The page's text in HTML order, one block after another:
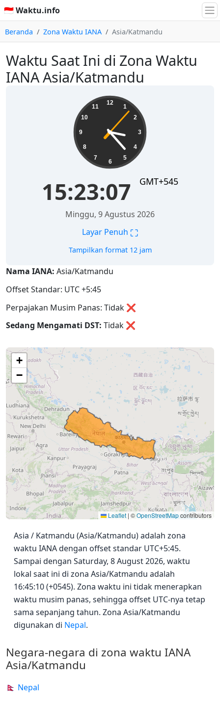
🇮🇩 Waktu.info
Beranda Zona Waktu IANA Asia/Katmandu
Waktu Saat Ini di Zona Waktu
IANA Asia/Katmandu
12
1
2
3
4
5
6
7
8
9
10
11
15:23:07 GMT+545
Minggu, 9 Agustus 2026
Layar Penuh ⛶
Tampilkan format 12 jam
Nama IANA: Asia/Katmandu
Offset Standar: UTC +5:45
Perpajakan Musim Panas: Tidak ❌
Sedang Mengamati DST: Tidak ❌
+
−
Leaflet | ©OpenStreetMapcontributors
Asia / Katmandu (Asia/Katmandu) adalah zona
waktu IANA dengan offset standar UTC+5:45.
Sampai dengan Saturday, 8 August 2026, waktu
lokal saat ini di zona Asia/Katmandu adalah
16:45:10 (+0545). Zona waktu ini tidak menerapkan
waktu musim panas, sehingga offset UTC-nya tetap
sama sepanjang tahun. Zona Asia/Katmandu
digunakan di Nepal.
Negara-negara di zona waktu IANA
Asia/Katmandu
🇳🇵 Nepal